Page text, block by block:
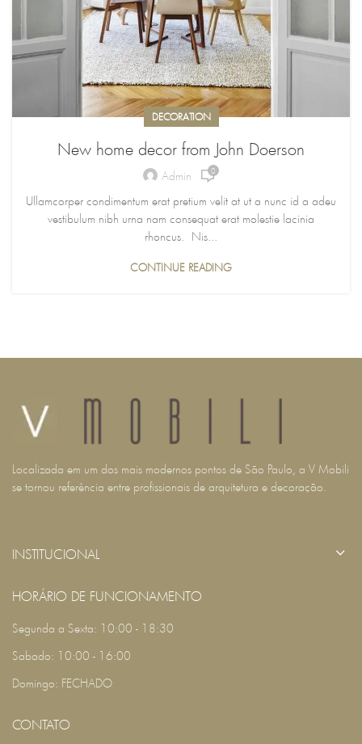
DECORATION
New home decor from John Doerson
Admin 0
Ullamcorper condimentum erat pretium velit at ut a nunc id a adeu
vestibulum nibh urna nam consequat erat molestie lacinia
rhoncus. Nis...
CONTINUE READING
Localizada em um dos mais modernos pontos de São Paulo, a V Mobili
se tornou referência entre profissionais de arquitetura e decoração.
INSTITUCIONAL
HORÁRIO DE FUNCIONAMENTO
Segunda a Sexta: 10:00 - 18:30
Sabado: 10:00 - 16:00
Domingo: FECHADO
CONTATO